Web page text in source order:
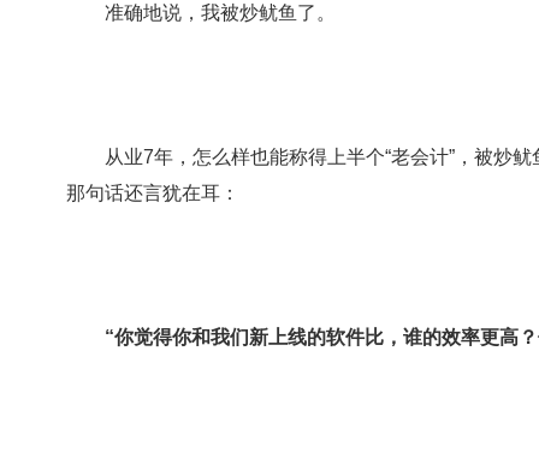
准确地说，我被炒鱿鱼了。
从业7年，怎么样也能称得上半个“老会计”，被炒鱿
那句话还言犹在耳：
“你觉得你和我们新上线的软件比，谁的效率更高